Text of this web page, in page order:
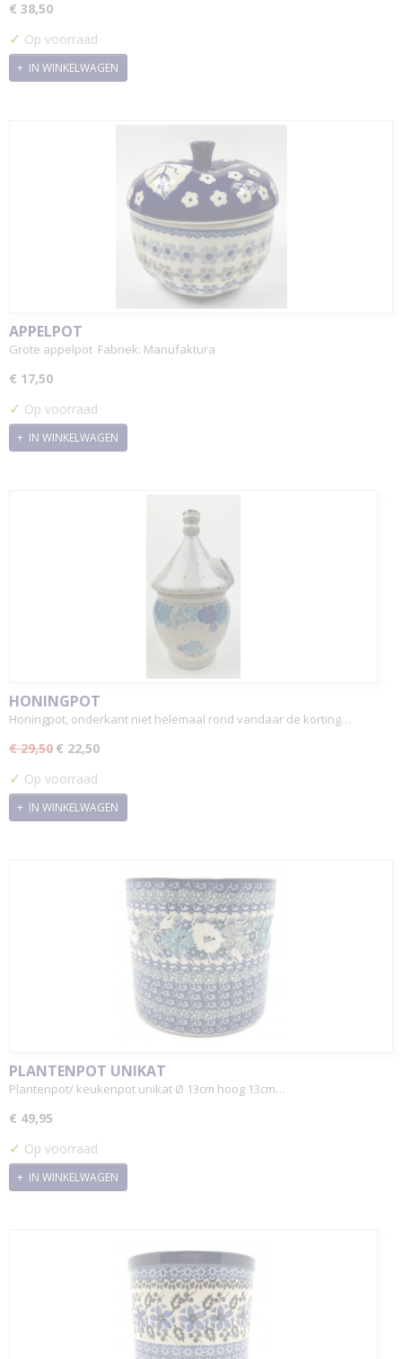
€ 38,50
✓ Op voorraad
IN WINKELWAGEN
APPELPOT
Grote appelpot Fabriek: Manufaktura
€ 17,50
✓ Op voorraad
IN WINKELWAGEN
HONINGPOT
Honingpot, onderkant niet helemaal rond vandaar de korting…
€ 29,50 € 22,50
✓ Op voorraad
IN WINKELWAGEN
PLANTENPOT UNIKAT
Plantenpot/ keukenpot unikat Ø 13cm hoog 13cm…
€ 49,95
✓ Op voorraad
IN WINKELWAGEN